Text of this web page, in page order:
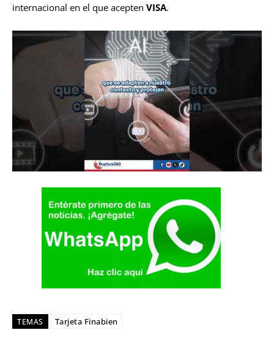
internacional en el que acepten VISA.
TEMAS Tarjeta Finabien